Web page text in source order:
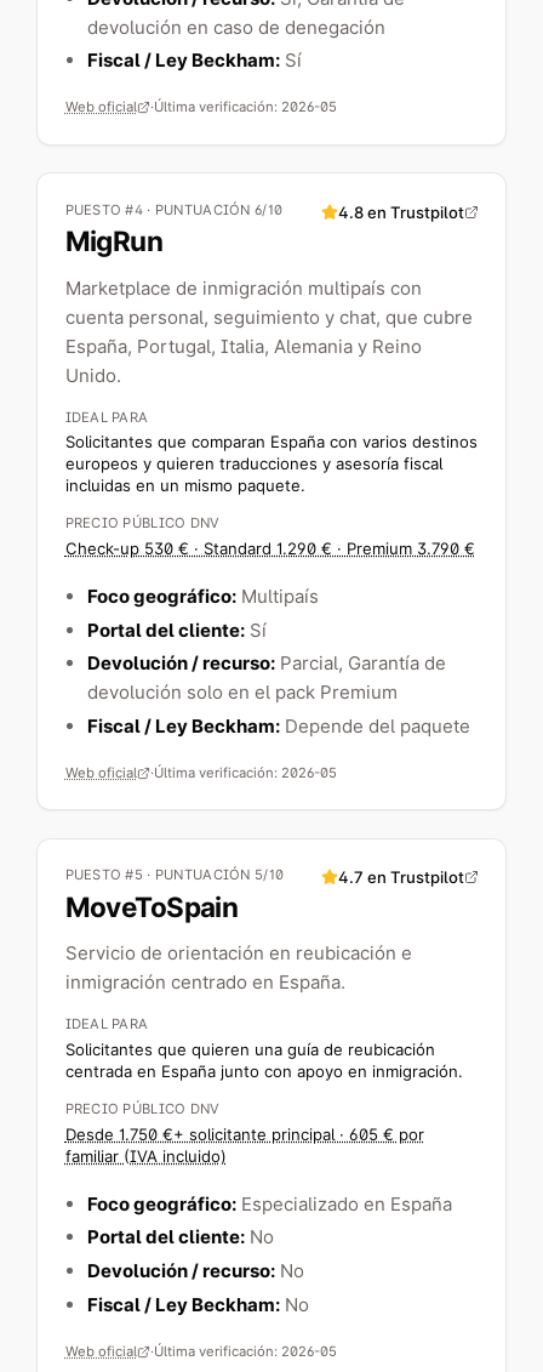
devolución en caso de denegación
Fiscal / Ley Beckham: Sí
Web oficial ·Última verificación: 2026-05
PUESTO #4 · PUNTUACIÓN 6/10
MigRun
4.8 en Trustpilot
Marketplace de inmigración multipaís con
cuenta personal, seguimiento y chat, que cubre
España, Portugal, Italia, Alemania y Reino
Unido.
IDEAL PARA
Solicitantes que comparan España con varios destinos
europeos y quieren traducciones y asesoría fiscal
incluidas en un mismo paquete.
PRECIO PÚBLICO DNV
Check-up 530 € · Standard 1.290 € · Premium 3.790 €
Foco geográfico: Multipaís
Portal del cliente: Sí
Devolución / recurso: Parcial, Garantía de
devolución solo en el pack Premium
Fiscal / Ley Beckham: Depende del paquete
Web oficial ·Última verificación: 2026-05
PUESTO #5 · PUNTUACIÓN 5/10
MoveToSpain
4.7 en Trustpilot
Servicio de orientación en reubicación e
inmigración centrado en España.
IDEAL PARA
Solicitantes que quieren una guía de reubicación
centrada en España junto con apoyo en inmigración.
PRECIO PÚBLICO DNV
Desde 1.750 €+ solicitante principal · 605 € por
familiar (IVA incluido)
Foco geográfico: Especializado en España
Portal del cliente: No
Devolución / recurso: No
Fiscal / Ley Beckham: No
Web oficial ·Última verificación: 2026-05